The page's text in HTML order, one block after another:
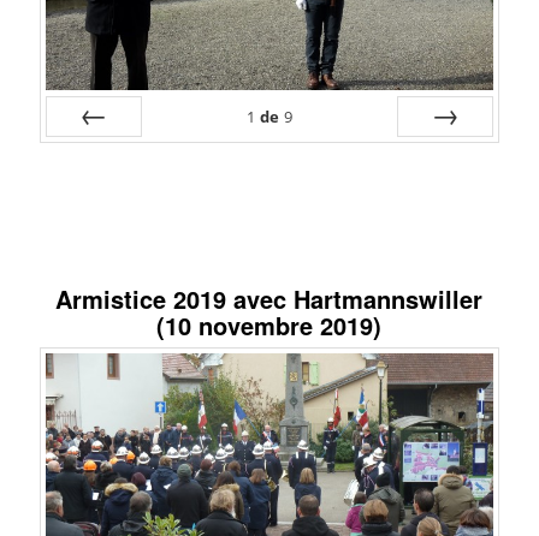
1 de 9
Armistice 2019 avec Hartmannswiller
(10 novembre 2019)